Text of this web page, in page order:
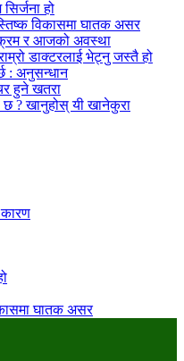
हो
विकासमा घातक असर
क्रम र आजको अवस्था
डाक्टरलाई भेट्नु जस्तै हो
: अनुसन्धान
हुने खतरा
छ ? खानुहोस् यी खानेकुरा
घातक असर